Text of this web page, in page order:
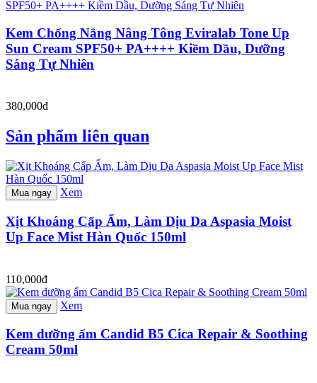
Kem Chống Nắng Nâng Tông Eviralab Tone Up
Sun Cream SPF50+ PA++++ Kiềm Dầu, Dưỡng
Sáng Tự Nhiên
380,000đ
Sản phẩm liên quan
Mua ngay Xem
Xịt Khoáng Cấp Ẩm, Làm Dịu Da Aspasia Moist
Up Face Mist Hàn Quốc 150ml
110,000đ
Mua ngay Xem
Kem dưỡng ẩm Candid B5 Cica Repair & Soothing
Cream 50ml